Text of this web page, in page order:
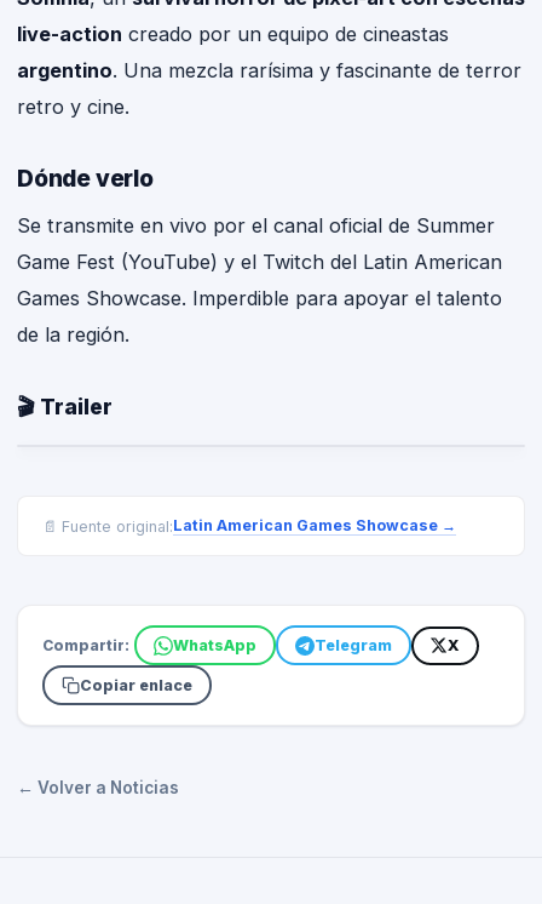
live-action creado por un equipo de cineastas
argentino. Una mezcla rarísima y fascinante de terror
retro y cine.
Dónde verlo
Se transmite en vivo por el canal oficial de Summer
Game Fest (YouTube) y el Twitch del Latin American
Games Showcase. Imperdible para apoyar el talento
de la región.
🎬 Trailer
📄 Fuente original:Latin American Games Showcase →
Compartir: WhatsApp Telegram X
Copiar enlace
← Volver a Noticias